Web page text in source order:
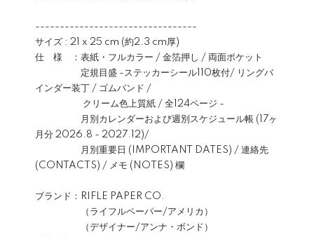
---------------------------------
サイズ : 21 x 25 cm (約2.3 cm厚)
仕 様 ：表紙・フルカラー / 金箔押し / 両面ポケット
定規目盛 -ステッカーシール110枚付/ リングバ
インダー装丁 / ゴムバンド /
クリーム色上質紙 / 全124ページ -
月別カレンダーおよび週別スケジュール帳 (17ヶ
月分 2026.8 - 2027.12)/
月別重要日 (IMPORTANT DATES) / 連絡先
(CONTACTS) / メモ (NOTES) 欄
ブランド：RIFLE PAPER CO.
（ライフルペーパー/アメリカ）
（デザイナー/アンナ・ボンド）